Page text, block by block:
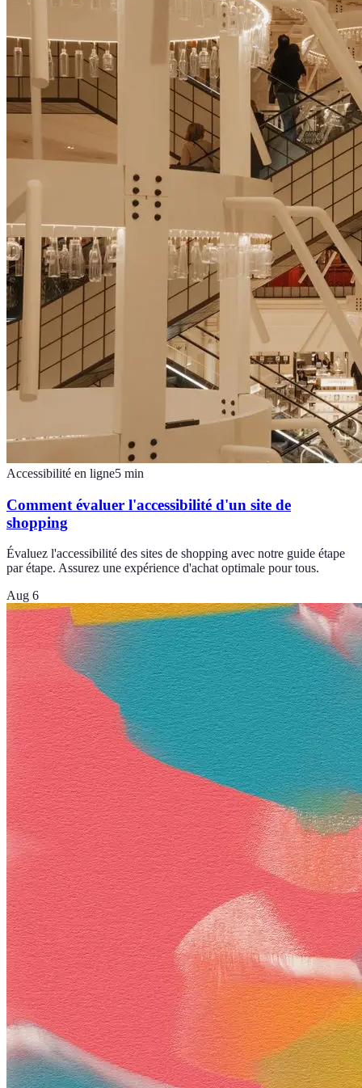
Accessibilité en ligne5 min
Comment évaluer l'accessibilité d'un site de
shopping
Évaluez l'accessibilité des sites de shopping avec notre guide étape
par étape. Assurez une expérience d'achat optimale pour tous.
Aug 6